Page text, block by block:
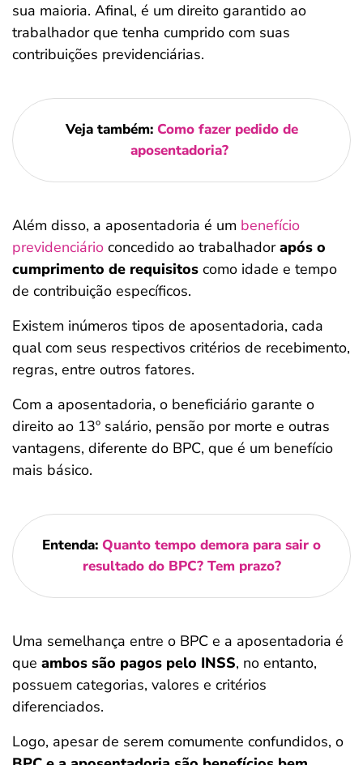
sua maioria. Afinal, é um direito garantido ao
trabalhador que tenha cumprido com suas
contribuições previdenciárias.
Veja também: Como fazer pedido de
aposentadoria?
Além disso, a aposentadoria é um benefício
previdenciário concedido ao trabalhadorapós o
cumprimento de requisitos como idade e tempo
de contribuição específicos.
Existem inúmeros tipos de aposentadoria, cada
qual com seus respectivos critérios de recebimento,
regras, entre outros fatores.
Com a aposentadoria, o beneficiário garante o
direito ao 13º salário, pensão por morte e outras
vantagens, diferente do BPC, que é um benefício
mais básico.
Entenda: Quanto tempo demora para sair o
resultado do BPC? Tem prazo?
Uma semelhança entre o BPC e a aposentadoria é
que ambos são pagos pelo INSS, no entanto,
possuem categorias, valores e critérios
diferenciados.
Logo, apesar de serem comumente confundidos, o